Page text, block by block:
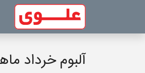
آلبوم خرداد